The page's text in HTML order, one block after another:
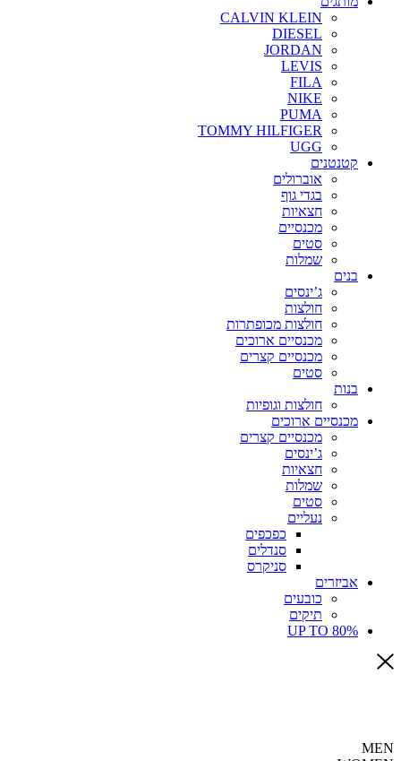
CALVIN KLEIN
DIESEL
JORDAN
LEVIS
FILA
NIKE
PUMA
TOMMY HILFIGER
UGG
קטנטנים
אוברולים
בגדי גוף
חצאיות
מכנסיים
סטים
שמלות
בנים
ג’ינסים
חולצות
חולצות מכופתרות
מכנסיים ארוכים
מכנסיים קצרים
סטים
בנות
חולצות וגופיות
מכנסיים ארוכים
מכנסיים קצרים
ג’ינסים
חצאיות
שמלות
סטים
נעליים
כפכפים
סנדלים
סניקרס
אביזרים
כובעים
תיקים
UP TO 80%
MEN